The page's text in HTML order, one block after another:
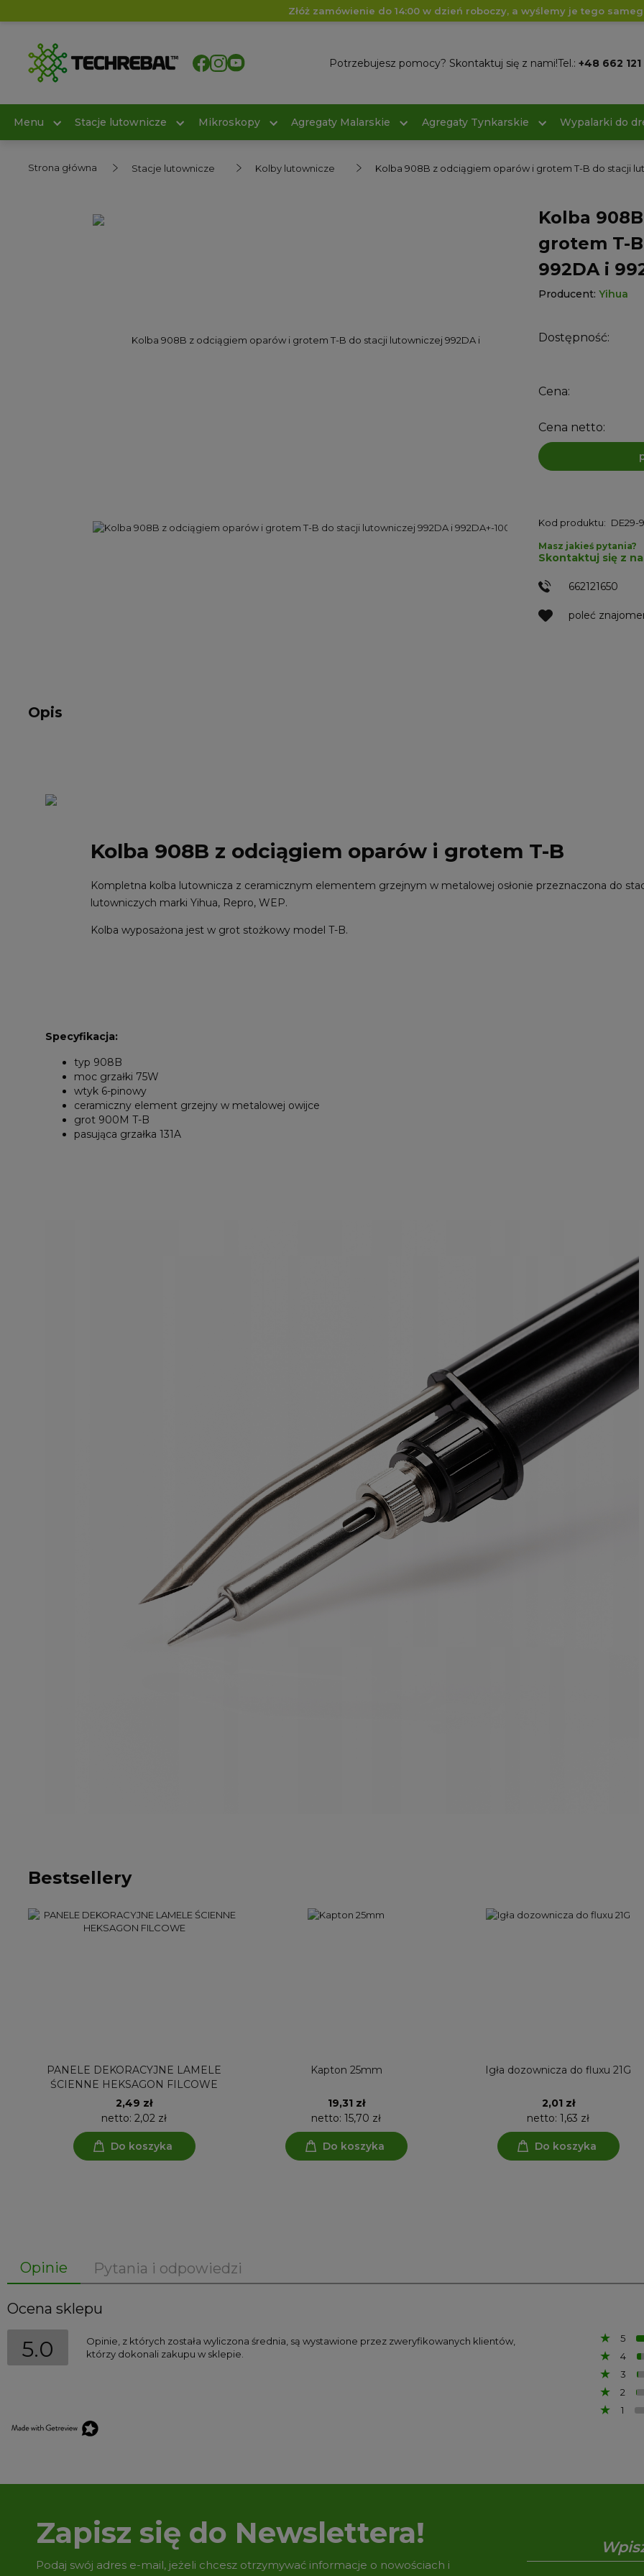
Złóż zamówienie do 14:00 w dzień roboczy, a wyślemy je tego
Potrzebujesz pomocy? Skontaktuj się z nami!Tel.:+48 662
Menu Stacje lutownicze Mikroskopy Agregaty Malarskie Agregaty Tynkarskie Wypalarki do
Strona główna Stacje lutownicze Kolby lutownicze Kolba 908B z odciągiem oparów i grotem T-B do stacji
Kolba
grotem T-
992DA i
Producent: Yihua
Dostępność:
Cena:
Cena netto:
Kod produktu: DE29-
poleć
Masz jakieś pytania?
Skontaktuj się z
662121650
Opis
Kolba 908B z odciągiem oparów i grotem T-B
Kompletna kolba lutownicza z ceramicznym elementem grzejnym w metalowej osłonie przeznaczona do
lutowniczych marki Yihua, Repro, WEP.
Kolba wyposażona jest w grot stożkowy model T-B.
Specyfikacja:
typ 908B
moc grzałki 75W
wtyk 6-pinowy
ceramiczny element grzejny w metalowej owijce
grot 900M T-B
pasująca grzałka 131A
Bestsellery
PANELE DEKORACYJNE LAMELE
ŚCIENNE HEKSAGON FILCOWE
2,49 zł
netto: 2,02 zł
Do koszyka
Kapton 25mm
19,31 zł
netto: 15,70 zł
Do koszyka
Igła dozownicza do fluxu 21G
2,01 zł
netto: 1,63 zł
Do koszyka
Opinie Pytania i odpowiedzi
Ocena sklepu
5.0
Opinie, z których została wyliczona średnia, są wystawione przez zweryfikowanych klientów,
którzy dokonali zakupu w sklepie.
5
4
3
2
1
Zapisz się do Newslettera!
Podaj swój adres e-mail, jeżeli chcesz otrzymywać informacje o nowościach i